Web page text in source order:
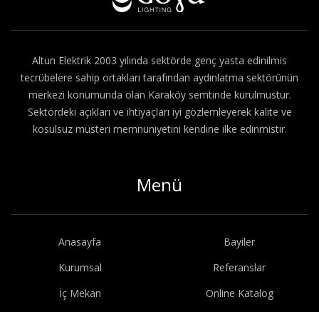
Altun Elektrik 2003 yılında sektörde genç yasta edinilmis
tecrübelere sahip ortakları tarafından aydınlatma sektörünün
merkezi konumunda olan Karaköy semtinde kurulmustur.
Sektördeki açıkları ve ihtiyaçları iyi gözlemleyerek kalite ve
kosulsuz müsteri memnuniyetini kendine ilke edinmistir.
Menü
Anasayfa
Kurumsal
İç Mekan
Bayiler
Referanslar
Online Katalog